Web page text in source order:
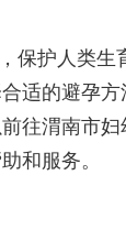
保护人类生
适的避孕
往渭南市妇
和服务。